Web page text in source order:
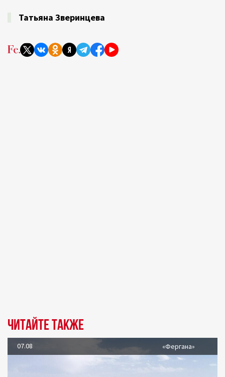
Татьяна Зверинцева
Читайте также
07.08 «Фергана»